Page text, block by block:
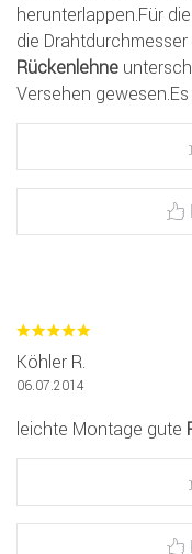
herunterlappen.Für
die
Rückenlehne
Versehen
Köhler R.
06.07.2014
leichte Montage gute